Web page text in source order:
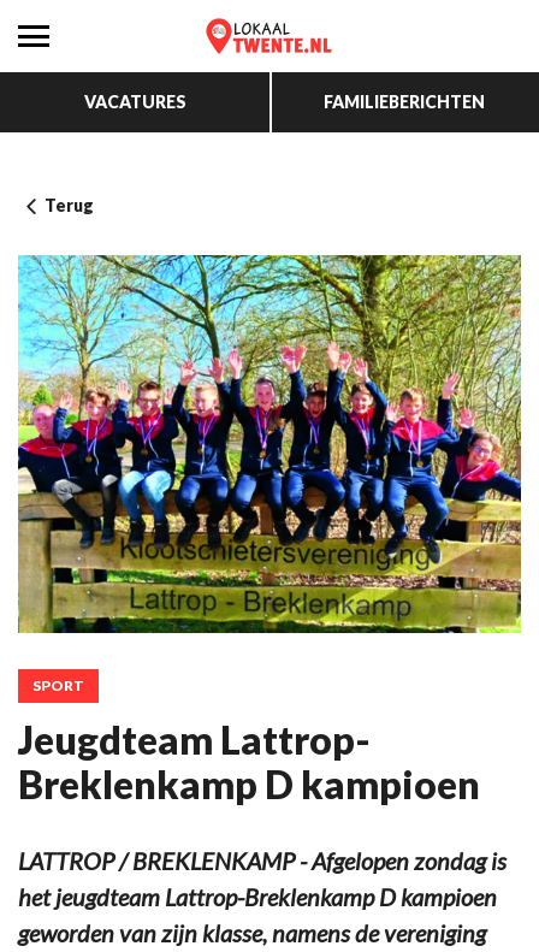
VACATURES FAMILIEBERICHTEN
Terug
SPORT
Jeugdteam Lattrop-
Breklenkamp D kampioen
LATTROP / BREKLENKAMP - Afgelopen zondag is
het jeugdteam Lattrop-Breklenkamp D kampioen
geworden van zijn klasse, namens de vereniging